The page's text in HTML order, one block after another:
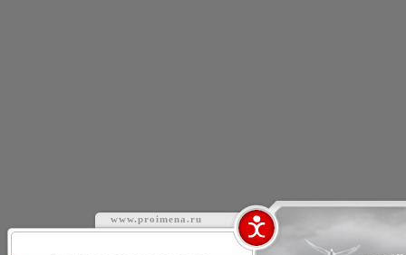
www.proimena.ru